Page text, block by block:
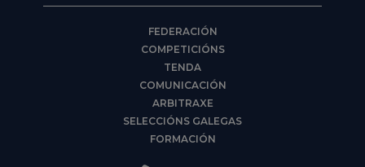
FEDERACIÓN
COMPETICIÓNS
TENDA
COMUNICACIÓN
ARBITRAXE
SELECCIÓNS GALEGAS
FORMACIÓN